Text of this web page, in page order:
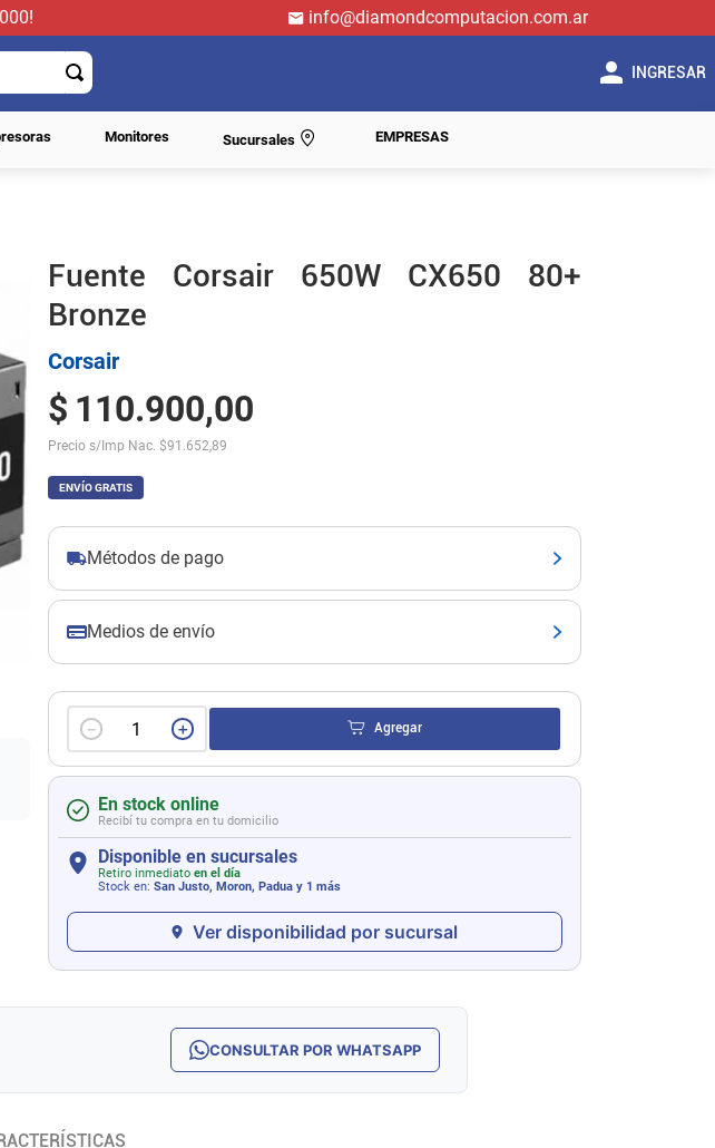
info@diamondcomputacion.com.ar
INGRESAR
Monitores Sucursales EMPRESAS
Fuente Corsair 650W CX650 80+
Bronze
Corsair
$ 110.900,00
Precio s/Imp Nac. $91.652,89
ENVÍO GRATIS
Métodos de pago
Medios de envío
＋
－ Agregar
En stock online
Recibí tu compra en tu domicilio
Disponible en sucursales
Retiro inmediato en el día
Stock en: San Justo, Moron, Paduay 1 más
Ver disponibilidad por sucursal
CONSULTAR POR WHATSAPP